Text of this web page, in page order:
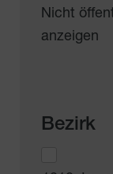
Nicht
anzeigen
Bezirk